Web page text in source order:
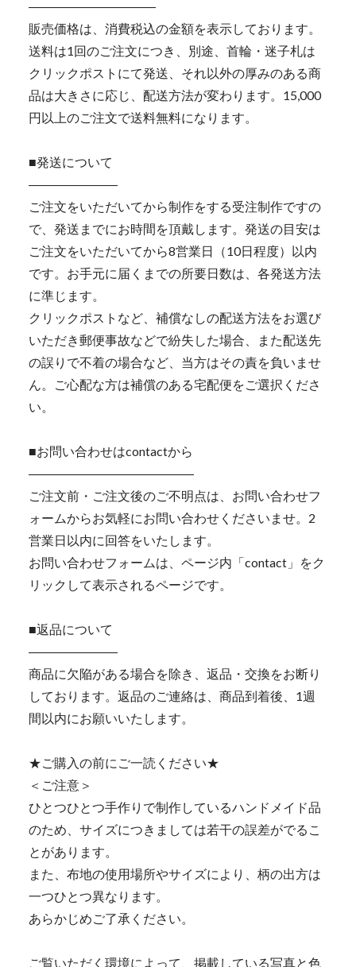
――――――――――
販売価格は、消費税込の金額を表示しております。
送料は1回のご注文につき、別途、首輪・迷子札は
クリックポストにて発送、それ以外の厚みのある商
品は大きさに応じ、配送方法が変わります。15,000
円以上のご注文で送料無料になります。
■発送について
―――――――
ご注文をいただいてから制作をする受注制作ですの
で、発送までにお時間を頂戴します。発送の目安は
ご注文をいただいてから8営業日（10日程度）以内
です。お手元に届くまでの所要日数は、各発送方法
に準じます。
クリックポストなど、補償なしの配送方法をお選び
いただき郵便事故などで紛失した場合、また配送先
の誤りで不着の場合など、当方はその責を負いませ
ん。ご心配な方は補償のある宅配便をご選択くださ
い。
■お問い合わせはcontactから
―――――――――――――
ご注文前・ご注文後のご不明点は、お問い合わせフ
ォームからお気軽にお問い合わせくださいませ。2
営業日以内に回答をいたします。
お問い合わせフォームは、ページ内「contact」をク
リックして表示されるページです。
■返品について
―――――――
商品に欠陥がある場合を除き、返品・交換をお断り
しております。返品のご連絡は、商品到着後、1週
間以内にお願いいたします。
★ご購入の前にご一読ください★
＜ご注意＞
ひとつひとつ手作りで制作しているハンドメイド品
のため、サイズにつきましては若干の誤差がでるこ
とがあります。
また、布地の使用場所やサイズにより、柄の出方は
一つひとつ異なります。
あらかじめご了承ください。
ご覧いただく環境によって、掲載している写真と色